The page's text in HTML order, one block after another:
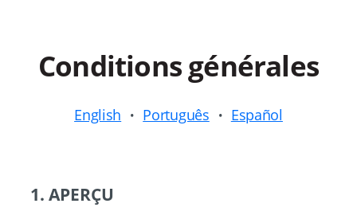
Conditions générales
English · Português · Español
1. APERÇU